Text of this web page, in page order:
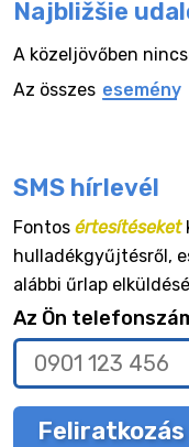
Najbližšie
A közeljövőben
Az összes esemény
SMS hírlevél
Fontos értesítéseket
hulladékgyűjtésről,
alábbi űrlap
Az Ön
Feliratkozás